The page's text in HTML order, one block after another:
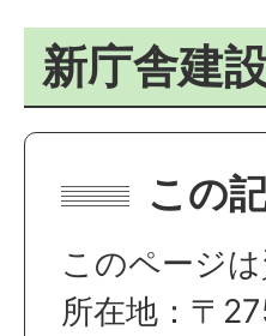
新庁舎建
この
このページ
所在地：〒